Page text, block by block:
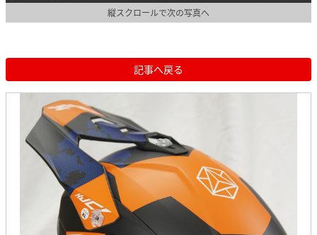
縦スクロールで次の写真へ
記事へ戻る